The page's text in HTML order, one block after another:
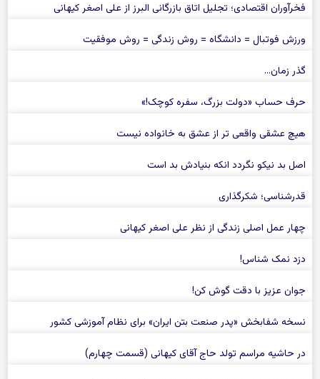
فخرآوران اقتصادی؛ تجلیل اتاق بازرگانی البرز از علی‌ اصغر کیهانی
ورزش فوتبال = دانشگاه = روش زندگی = روش موفقیت
گذر زمان…
حرف حساب «دولت بزرگ، سفره كوچک!»
هیچ عشقی واقعی تر از عشق به خانواده نیست
اصل بد نیکو نگردد انکه بنیادش بد است
قدرشناسی؛ شکرگذاری
چهار عمل اصلی زندگی از نظر علی اصغر کیهانی
دزد نمک شناس!
جوان عزیز با دقت گوش کن!
نسخه شفابخش «پدر صنعت بتن ایران» برای نظام آموزشی کشور
در حاشیه مراسم تولد حاج آقای کیهانی (قسمت چهارم)